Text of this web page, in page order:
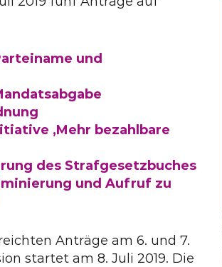
und
‚Mehr bezahlbare
des Strafgesetzbuches
und Aufruf zu
Anträge am 6. und 7.
startet am 8. Juli 2019. Die